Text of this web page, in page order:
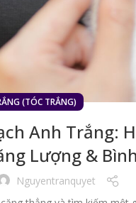
(TÓC TRẮNG)
Anh Trắng:
Lượng &
Nguyentranquyet